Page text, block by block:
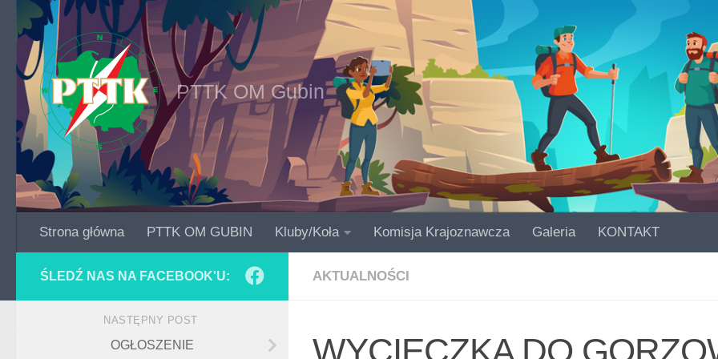
Skip to content
PTTK OM Gubin
Strona główna PTTK OM GUBIN Kluby/Koła Komisja Krajoznawcza Galeria KONTAKT
AKTUALNOŚCI
WYCIECZKA DO
ŚLEDŹ NAS NA FACEBOOK'U:
NASTĘPNY POST
OGŁOSZENIE